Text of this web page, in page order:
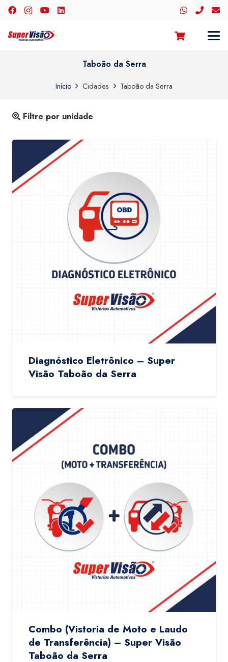
Taboão da Serra
Início Cidades Taboão da Serra
Filtre por unidade
Diagnóstico Eletrônico – Super
Visão Taboão da Serra
Combo (Vistoria de Moto e Laudo
de Transferência) – Super Visão
Taboão da Serra